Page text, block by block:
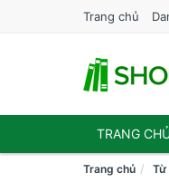
Trang chủ
TRANG
Trang chủ Từ